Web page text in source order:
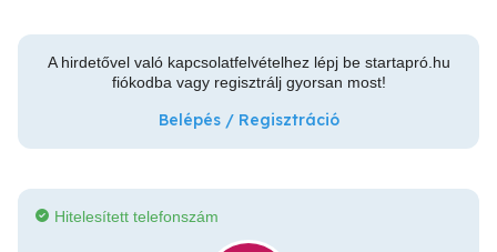
A hirdetővel való kapcsolatfelvételhez lépj be startapró.hu
fiókodba vagy regisztrálj gyorsan most!
Belépés / Regisztráció
Hitelesített telefonszám